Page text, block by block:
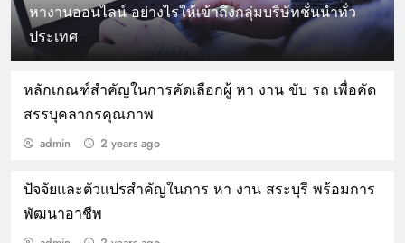
หางานออนไลน์ อย่างไรให้เข้าถึงกลุ่มบริษัทชั่นนำทั่ว
ประเทศ
หลักเกณฑ์สำคัญในการคัดเลือกผู้ หา งาน ขับ รถ เพื่อคัด
สรรบุคลากรคุณภาพ
admin 2 years ago
ปัจจัยและตัวแปรสำคัญในการ หา งาน สระบุรี พร้อมการ
พัฒนาอาชีพ
หางาน อย่างไรให้โดนใจผู้สมัครงาน